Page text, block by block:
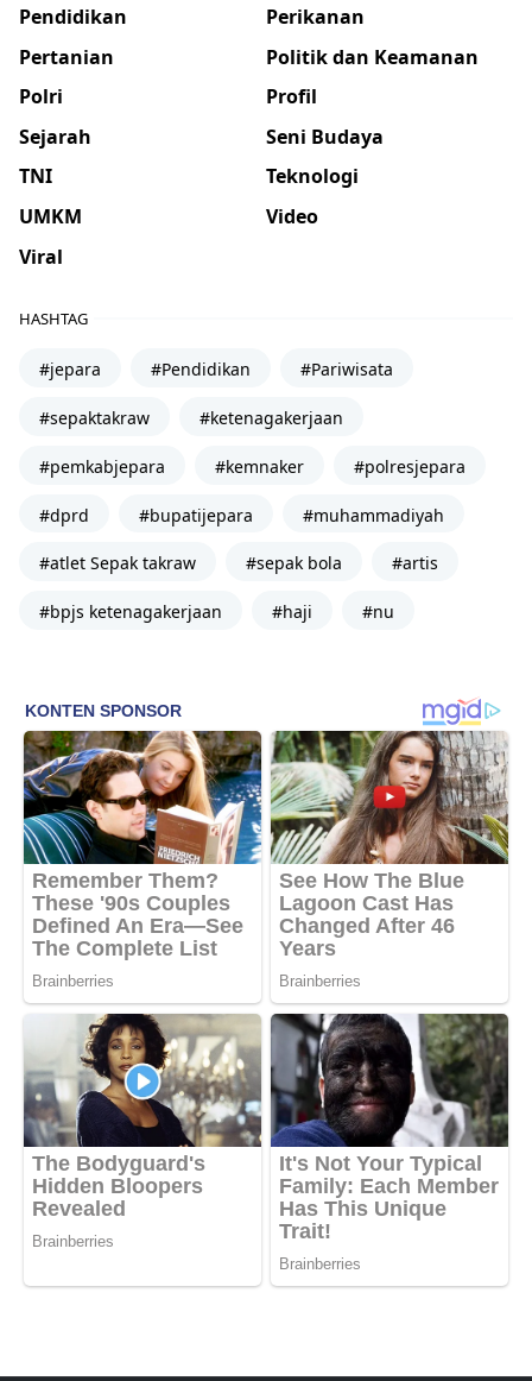
Pendidikan
Perikanan
Pertanian
Politik dan Keamanan
Polri
Profil
Sejarah
Seni Budaya
TNI
Teknologi
UMKM
Video
Viral
HASHTAG
#jepara #Pendidikan #Pariwisata
#sepaktakraw #ketenagakerjaan
#pemkabjepara #kemnaker #polresjepara
#dprd #bupatijepara #muhammadiyah
#atlet Sepak takraw #sepak bola #artis
#bpjs ketenagakerjaan #haji #nu